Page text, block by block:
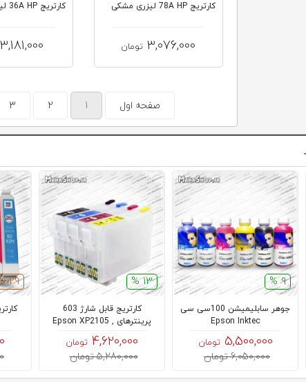
کارتریج 78A HP لیزری مشکی
3,076,000 تومان
کارتریج 36A HP لیزری مشکی
3,181,000
صفحه اول 1
2
3
9 %
جوهر سابلیمیشن 100سی سی
Epson Inktec
5,500,000 تومان
6,050,000 تومان
13 %
کارتریج قابل شارژ 603
پرینترهای Epson XP2105 ,
WF2835
4,620,000 تومان
5,280,000 تومان
29 %